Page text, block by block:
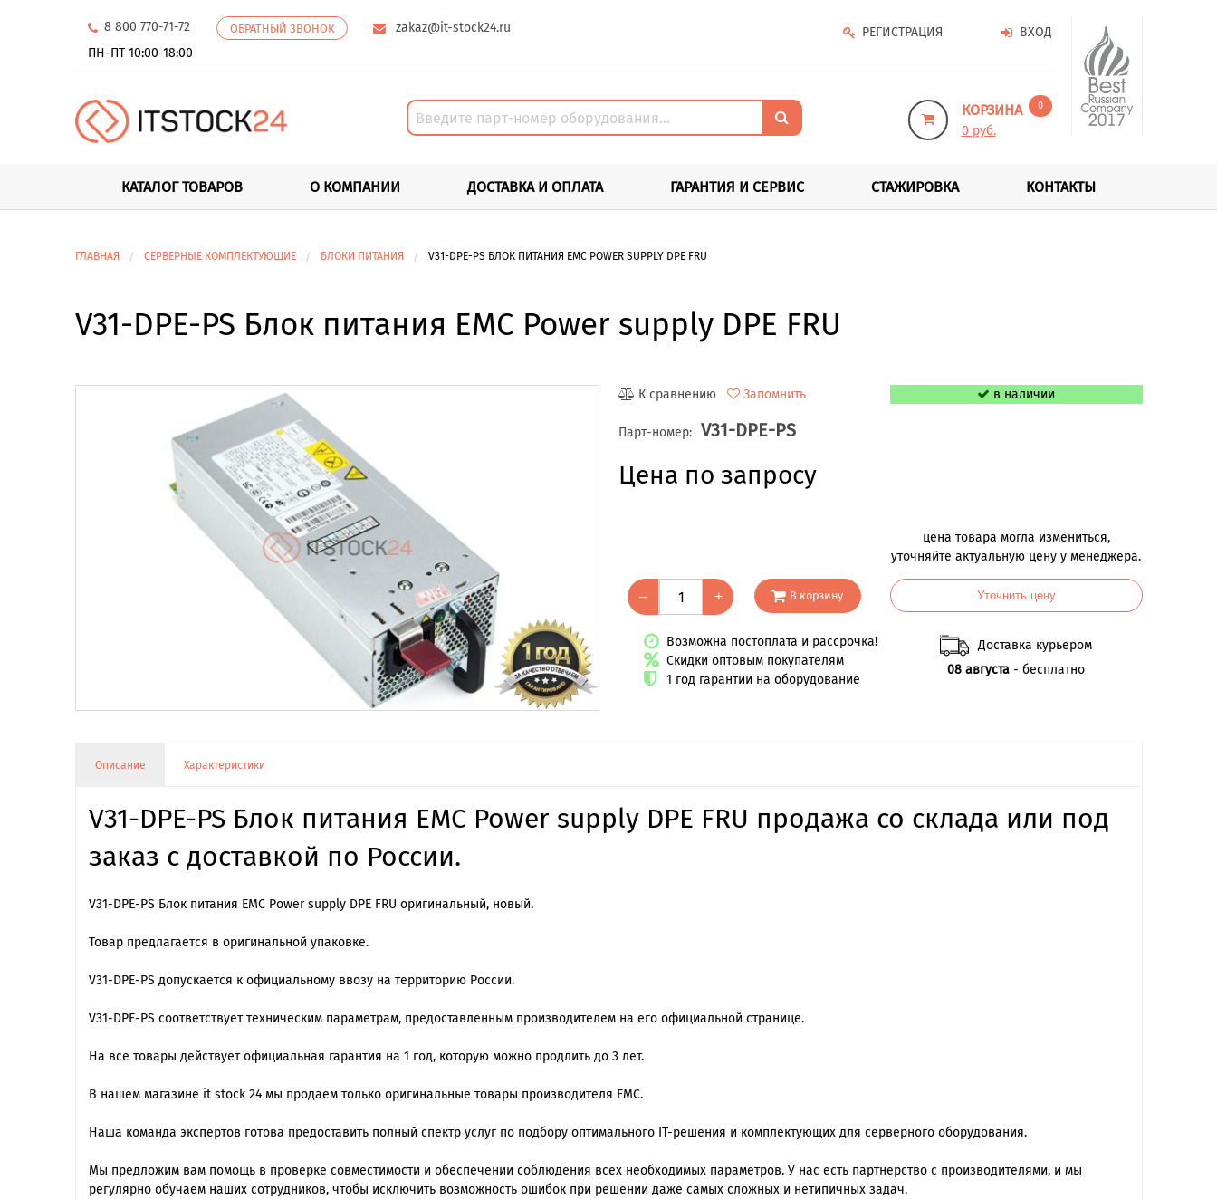
8 800 770-71-72 ОБРАТНЫЙ ЗВОНОК
zakaz@it-stock24.ru
ПН-ПТ 10:00-18:00
ВХОД
РЕГИСТРАЦИЯ
КОРЗИНА 0
0 руб.
КАТАЛОГ ТОВАРОВ О КОМПАНИИ ДОСТАВКА И ОПЛАТА ГАРАНТИЯ И СЕРВИС СТАЖИРОВКА КОНТАКТЫ
ГЛАВНАЯ СЕРВЕРНЫЕ КОМПЛЕКТУЮЩИЕ БЛОКИ ПИТАНИЯ V31-DPE-PS БЛОК ПИТАНИЯ EMC POWER SUPPLY DPE FRU
V31-DPE-PS Блок питания EMC Power supply DPE FRU
К сравнению Запомнить
Парт-номер: V31-DPE-PS
Цена по запросу
– + В корзину
Возможна постоплата и рассрочка!
Скидки оптовым покупателям
1 год гарантии на оборудование
в наличии
цена товара могла измениться,
уточняйте актуальную цену у менеджера.
Уточнить цену
Доставка курьером
08 августа - бесплатно
Описание Характеристики
V31-DPE-PS Блок питания EMC Power supply DPE FRU продажа со склада или под
заказ с доставкой по России.
V31-DPE-PS Блок питания EMC Power supply DPE FRU оригинальный, новый.
Товар предлагается в оригинальной упаковке.
V31-DPE-PS допускается к официальному ввозу на территорию России.
V31-DPE-PS cоответствует техническим параметрам, предоставленным производителем на его официальной странице.
На все товары действует официальная гарантия на 1 год, которую можно продлить до 3 лет.
В нашем магазине it stock 24 мы продаем только оригинальные товары производителя EMC.
Наша команда экспертов готова предоставить полный спектр услуг по подбору оптимального IT-решения и комплектующих для серверного оборудования.
Мы предложим вам помощь в проверке совместимости и обеспечении соблюдения всех необходимых параметров. У нас есть партнерство с производителями, и мы
регулярно обучаем наших сотрудников, чтобы исключить возможность ошибок при решении даже самых сложных и нетипичных задач.